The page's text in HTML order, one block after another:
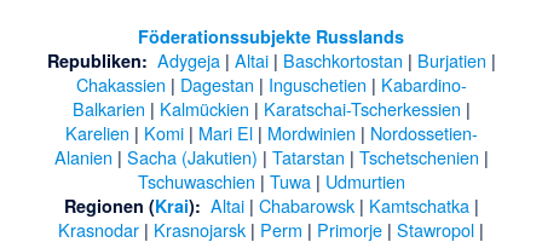
Föderationssubjekte Russlands
Republiken: Adygeja| Altai| Baschkortostan | Burjatien |
Chakassien | Dagestan | Inguschetien | Kabardino-
Balkarien | Kalmückien | Karatschai-Tscherkessien |
Karelien | Komi| Mari El| Mordwinien | Nordossetien-
Alanien | Sacha (Jakutien) | Tatarstan | Tschetschenien |
Tschuwaschien | Tuwa| Udmurtien
Regionen (Krai): Altai| Chabarowsk| Kamtschatka|
Krasnodar | Krasnojarsk | Perm | Primorje | Stawropol |